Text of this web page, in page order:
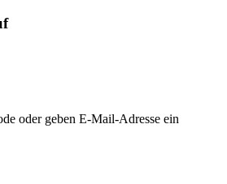
oder geben E-Mail-Adresse ein